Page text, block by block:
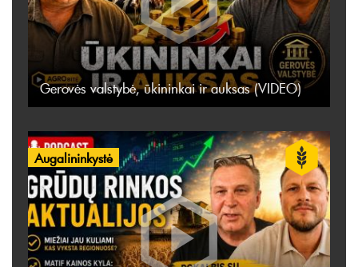
Gerovės valstybė, ūkininkai ir auksas (VIDEO)
Augalininkystė